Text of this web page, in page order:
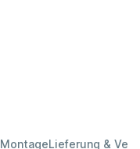
MontageLieferung &